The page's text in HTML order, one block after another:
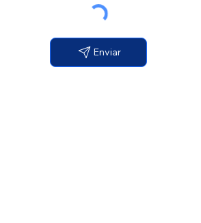
Enviar